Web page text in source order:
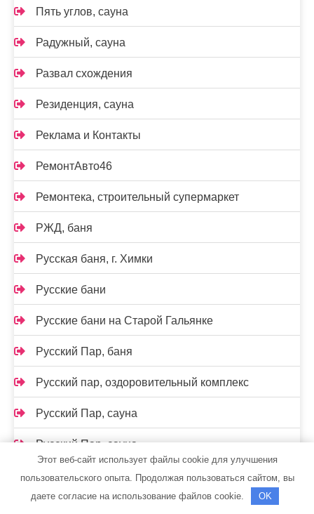
Пять углов, сауна
Радужный, сауна
Развал схождения
Резиденция, сауна
Реклама и Контакты
РемонтАвто46
Ремонтека, строительный супермаркет
РЖД, баня
Русская баня, г. Химки
Русские бани
Русские бани на Старой Гальянке
Русский Пар, баня
Русский пар, оздоровительный комплекс
Русский Пар, сауна
Русский Пар, сауна
Русский финн, баня-сауна
Этот веб-сайт использует файлы cookie для улучшения
пользовательского опыта. Продолжая пользоваться сайтом, вы
даете согласие на использование файлов cookie.
OK